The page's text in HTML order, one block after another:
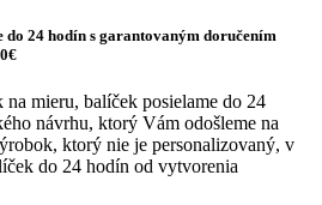
24 hodín s garantovaným doručením
mieru, balíček posielame do 24
návrhu, ktorý Vám odošleme na
ktorý nie je personalizovaný, v
do 24 hodín od vytvorenia